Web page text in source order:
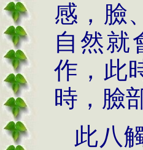
感，臉
自然就
作，此
時，臉
此八